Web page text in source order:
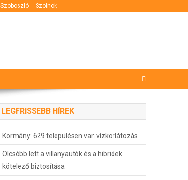
Szoboszló Szolnok
LEGFRISSEBB HÍREK
Kormány: 629 településen van vízkorlátozás
Olcsóbb lett a villanyautók és a hibridek
kötelező biztosítása